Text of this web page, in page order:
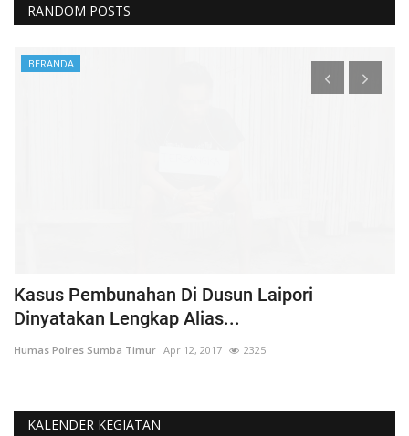
RANDOM POSTS
BERANDA
Kasus Pembunahan Di Dusun Laipori
Dinyatakan Lengkap Alias...
Humas Polres Sumba Timur Apr 12, 2017 2325
KALENDER KEGIATAN